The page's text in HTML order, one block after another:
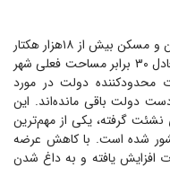
آمار‌های اخیر نشان می‌دهد سازمان ملی زمین و مسکن بیش از ۱۸هزار هکتار
زمین در محدوده شهر‌ها در اختیار دارد که معادل ۳۰ برابر مساحت فعلی شهر
محدودکننده دولت در مورد
دولت باقی مانده‌اند. این
گرفته، یکی از مهم‌ترین
کشور شده است. با کاهش عرضه
افزایش یافته و به داغ شدن